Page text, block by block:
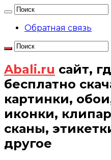
Обратная связь
Abali.ru сайт,
бесплатно
картинки,
иконки,
сканы,
другое